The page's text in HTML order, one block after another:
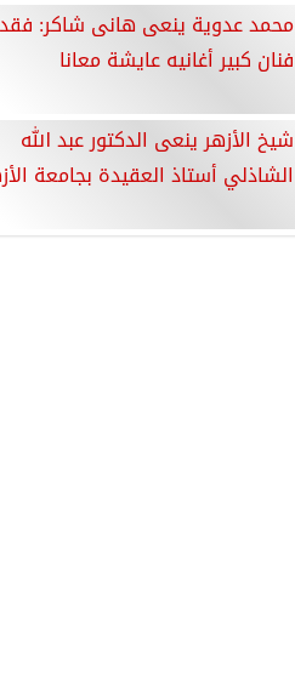
محمد عدوية ينعى هانى شاكر:
فنان كبير أغانيه عايشة معانا
شيخ الأزهر ينعى الدكتور عبد الله
الشاذلي أستاذ العقيدة بجامعة